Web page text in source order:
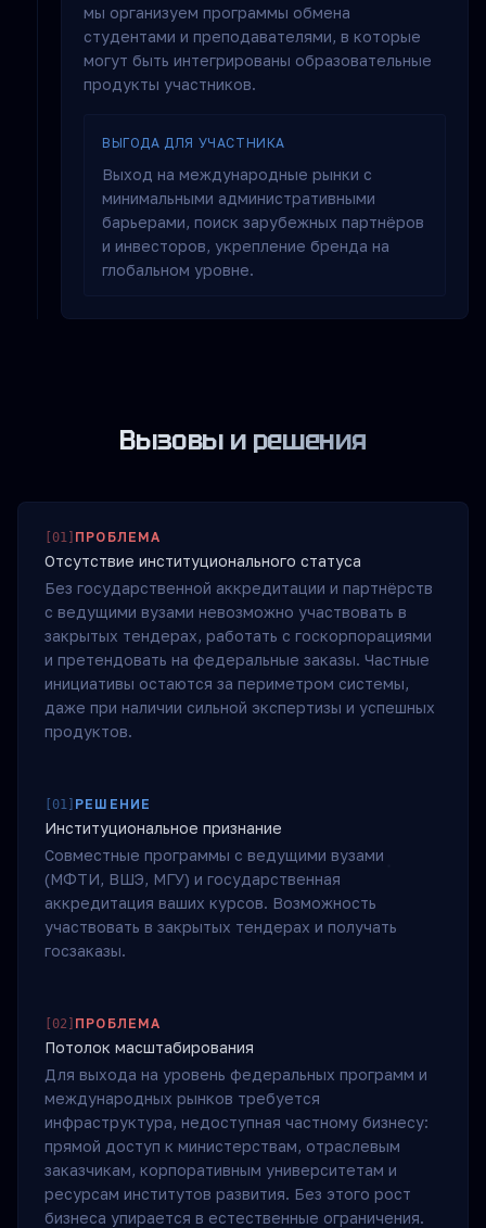
мы организуем программы обмена
студентами и преподавателями, в которые
могут быть интегрированы образовательные
продукты участников.
ВЫГОДА ДЛЯ УЧАСТНИКА
Выход на международные рынки с
минимальными административными
барьерами, поиск зарубежных партнёров
и инвесторов, укрепление бренда на
глобальном уровне.
Вызовы и решения
01 ПРОБЛЕМА
Отсутствие институционального статуса
Без государственной аккредитации и партнёрств
с ведущими вузами невозможно участвовать в
закрытых тендерах, работать с госкорпорациями
и претендовать на федеральные заказы. Частные
инициативы остаются за периметром системы,
даже при наличии сильной экспертизы и успешных
продуктов.
01 РЕШЕНИЕ
Институциональное признание
Совместные программы с ведущими вузами
(МФТИ, ВШЭ, МГУ) и государственная
аккредитация ваших курсов. Возможность
участвовать в закрытых тендерах и получать
госзаказы.
02 ПРОБЛЕМА
Потолок масштабирования
Для выхода на уровень федеральных программ и
международных рынков требуется
инфраструктура, недоступная частному бизнесу:
прямой доступ к министерствам, отраслевым
заказчикам, корпоративным университетам и
ресурсам институтов развития. Без этого рост
бизнеса упирается в естественные ограничения.